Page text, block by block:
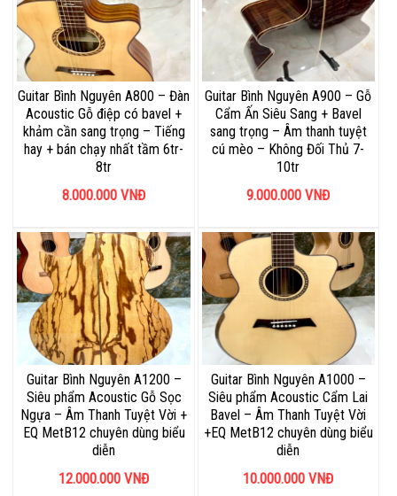
Guitar Bình Nguyên A800 – Đàn
Acoustic Gỗ điệp có bavel +
khảm cần sang trọng – Tiếng
hay + bán chạy nhất tầm 6tr-
8tr
8.000.000 VNĐ
Guitar Bình Nguyên A900 – Gỗ
Cẩm Ấn Siêu Sang + Bavel
sang trọng – Âm thanh tuyệt
cú mèo – Không Đối Thủ 7-
10tr
9.000.000 VNĐ
Guitar Bình Nguyên A1200 –
Siêu phẩm Acoustic Gỗ Sọc
Ngựa – Âm Thanh Tuyệt Vời +
EQ MetB12 chuyên dùng biểu
diễn
12.000.000 VNĐ
Guitar Bình Nguyên A1000 –
Siêu phẩm Acoustic Cẩm Lai
Bavel – Âm Thanh Tuyệt Vời
+EQ MetB12 chuyên dùng biểu
diễn
10.000.000 VNĐ